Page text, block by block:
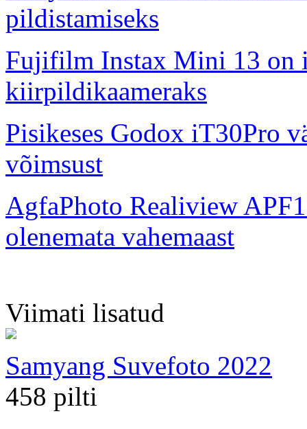
pildistamiseks
Fujifilm Instax Mini 13 on
kiirpildikaameraks
Pisikeses Godox iT30Pro
võimsust
AgfaPhoto Realiview
olenemata vahemaast
Viimati lisatud
Samyang Suvefoto 2022
458 pilti